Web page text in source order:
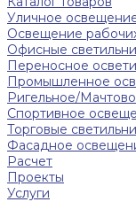
Уличное
Освещение
Офисные
Переносное
Промышленное
Ригельное/
Спортивное
Торговые
Фасадное
Расчет
Проекты
Услуги